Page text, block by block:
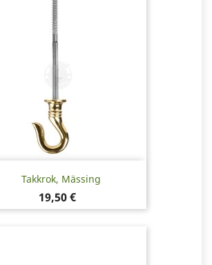
Takkrok, Mässing
Pris
19,50 €